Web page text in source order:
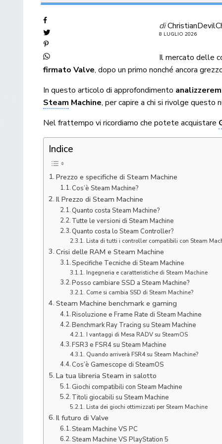
di
8 LUGLIO 2026
Il mercato delle
firmato Valve, dopo un primo nonché ancora
In questo articolo di approfondimento
Steam Machine, per capire a chi si rivolge questo
Nel frattempo vi ricordiamo che potete acquistare
Indice
Prezzo e specifiche di Steam Machine
Cos’è Steam Machine?
Il Prezzo di Steam Machine
Quanto costa Steam Machine?
Tutte le versioni di Steam Machine
Quanto costa lo Steam Controller?
Lista di tutti i controller compatibili con Steam
Crisi delle RAM e Steam Machine
Specifiche Tecniche di Steam Machine
Ingegneria e caratteristiche di Steam Machine
Posso cambiare SSD a Steam Machine?
Come si cambia SSD di Steam Machine?
Steam Machine benchmark e gaming
Risoluzione e Frame Rate di Steam Machine
Benchmark Ray Tracing su Steam Machine
I vantaggi di Mesa RADV su SteamOS
FSR3 e FSR4 su Steam Machine
Quando arriverà FSR4 su Steam Machine?
Cos’è Gamescope di SteamOS
La tua libreria Steam in salotto
Giochi compatibili con Steam Machine
Titoli giocabili su Steam Machine
Lista dei giochi ottimizzati per Steam Machine
Il futuro di Valve
Steam Machine VS PC
Steam Machine VS PlayStation 5